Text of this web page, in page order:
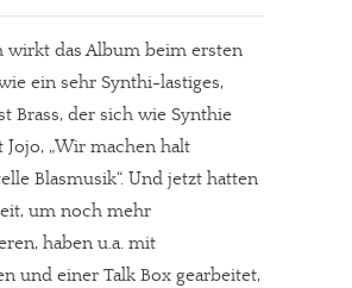
wirkt das Album beim ersten
ein sehr Synthi-lastiges,
Brass, der sich wie Synthie
Jojo, „Wir machen halt
Blasmusik“. Und jetzt hatten
um noch mehr
haben u.a. mit
und einer Talk Box gearbeitet,